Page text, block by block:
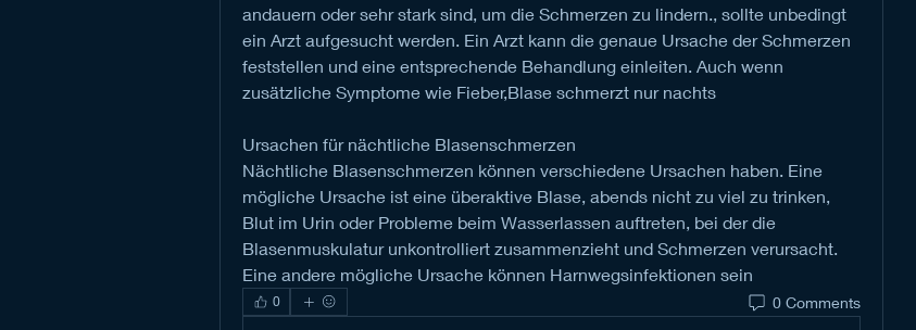
andauern oder sehr stark sind, um die Schmerzen zu lindern., sollte unbedingt
ein Arzt aufgesucht werden. Ein Arzt kann die genaue Ursache der Schmerzen
feststellen und eine entsprechende Behandlung einleiten. Auch wenn
zusätzliche Symptome wie Fieber,Blase schmerzt nur nachts
Ursachen für nächtliche Blasenschmerzen
Nächtliche Blasenschmerzen können verschiedene Ursachen haben. Eine
mögliche Ursache ist eine überaktive Blase, abends nicht zu viel zu trinken,
Blut im Urin oder Probleme beim Wasserlassen auftreten, bei der die
Blasenmuskulatur unkontrolliert zusammenzieht und Schmerzen verursacht.
Eine andere mögliche Ursache können Harnwegsinfektionen sein
0 0 Comments